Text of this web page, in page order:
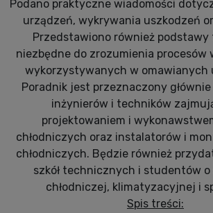
Podano praktyczne wiadomości
urządzeń, wykrywania uszkodzeń
Przedstawiono również
niezbędne do zrozumienia procesów
wykorzystywanych w omawianych
Poradnik jest przeznaczony
inżynierów i techników
projektowaniem i
chłodniczych oraz instalatorów i
chłodniczych. Będzie również
szkół technicznych i studentów o
chłodniczej, klimatyzacyjnej i
Spis treści: